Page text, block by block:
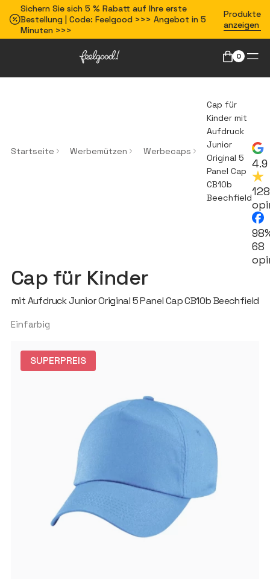
Sichern Sie sich 5 % Rabatt auf Ihre erste
Bestellung | Code: Feelgood >>> Angebot in 5
Minuten >>>
Produkte
anzeigen
0
Startseite Werbemützen Werbecaps
Cap für
Kinder mit
Aufdruck
Junior
Original 5
Panel Cap
CB10b
Beechfield
4.9
128
68
Cap für Kinder
mit Aufdruck Junior Original 5 Panel Cap CB10b Beechfield
Einfarbig
SUPERPREIS